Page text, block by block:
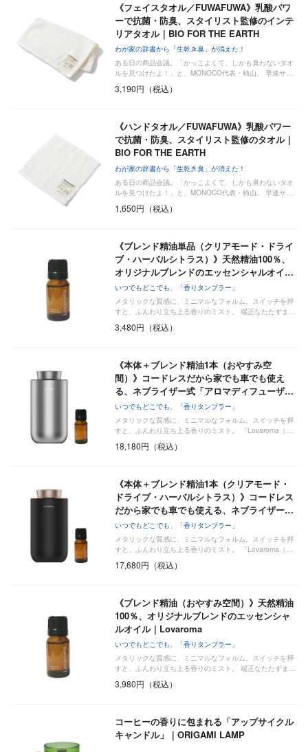
《フェイスタオル／FUWAFUWA》乳酸パワ
ーで抗菌・防臭、スタイリスト監修のインテ
リアタオル｜BIO FOR THE EARTH
わが家の辞書から「生乾き臭」が消えた！
ある日の商品会議。「かっこよくて、しかも臭わないタオ
ルを見つけたよ！」と、MONOCO代表・柿山。 早速サ…
3,190円（税込）
《ハンドタオル／FUWAFUWA》乳酸パワー
で抗菌・防臭、スタイリスト監修のタオル｜
BIO FOR THE EARTH
わが家の辞書から「生乾き臭」が消えた！
ある日の商品会議。「かっこよくて、しかも臭わないタオ
ルを見つけたよ！」と、MONOCO代表・柿山。 早速サ…
1,650円（税込）
《ブレンド精油単品（クリアモード・ドライ
ブ・ハーバルシトラス）》天然精油100％、
オリジナルブレンドのエッセンシャルオイ…
いつでもどこでも、「香りタンブラー」
メタリックな質感に、ミニマルなフォルム。スイッチを押
すと、ふんわり立ち上る香りのミスト。 端正なたたずま…
3,480円（税込）
《本体＋ブレンド精油1本（おやすみ空
間）》コードレスだから家でも車でも使え
る、ネブライザー式「アロマディフューザ…
いつでもどこでも、「香りタンブラー」
メタリックな質感に、ミニマルなフォルム。スイッチを押
すと、ふんわり立ち上る香りのミスト。 『Lovaroma（…
18,180円（税込）
《本体＋ブレンド精油1本（クリアモード・
ドライブ・ハーバルシトラス）》コードレス
だから家でも車でも使える、ネブライザー…
いつでもどこでも、「香りタンブラー」
メタリックな質感に、ミニマルなフォルム。スイッチを押
すと、ふんわり立ち上る香りのミスト。 『Lovaroma（…
17,680円（税込）
《ブレンド精油（おやすみ空間）》天然精油
100％、オリジナルブレンドのエッセンシャ
ルオイル｜Lovaroma
いつでもどこでも、「香りタンブラー」
メタリックな質感に、ミニマルなフォルム。スイッチを押
すと、ふんわり立ち上る香りのミスト。 端正なたたずま…
3,980円（税込）
コーヒーの香りに包まれる「アップサイクル
キャンドル」｜ORIGAMI LAMP